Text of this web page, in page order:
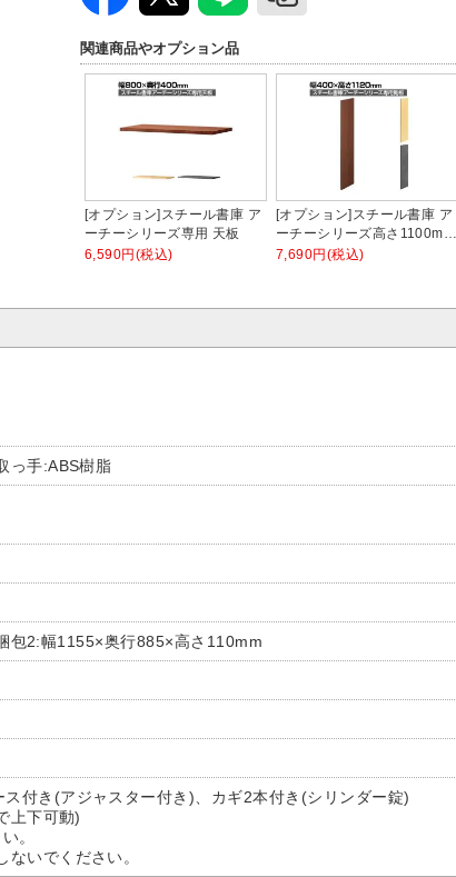
関連商品やオプション品
[オプション]スチール書庫 ア
ーチーシリーズ専用 天板
6,590円(税込)
[オプション]スチール書庫 ア
ーチーシリーズ高さ1100mm
専用 側板
7,690円(税込)
っ手:ABS樹脂
包2:幅1155×奥行885×高さ110mm
ス付き(アジャスター付き)、カギ2本付き(シリンダー錠)
上下可動)
。
いでください。